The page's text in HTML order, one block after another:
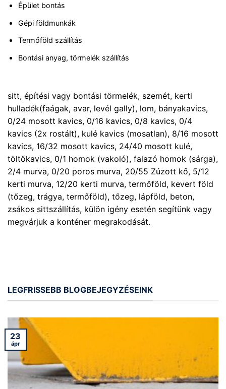
Épület bontás
Gépi földmunkák
Termőföld szállítás
Bontási anyag, törmelék szállítás
sitt, építési vagy bontási törmelék, szemét, kerti
hulladék(faágak, avar, levél gally), lom, bányakavics,
0/24 mosott kavics, 0/16 kavics, 0/8 kavics, 0/4
kavics (2x rostált), kulé kavics (mosatlan), 8/16 mosott
kavics, 16/32 mosott kavics, 24/40 mosott kulé,
töltőkavics, 0/1 homok (vakoló), falazó homok (sárga),
2/4 murva, 0/20 poros murva, 20/55 Zúzott kő, 5/12
kerti murva, 12/20 kerti murva, termőföld, kevert föld
(tőzeg, trágya, termőföld), tőzeg, lápföld, beton,
zsákos sittszállítás, külön igény esetén segítünk vagy
megvárjuk a konténer megrakodását.
LEGFRISSEBB BLOGBEJEGYZÉSEINK
23
ápr